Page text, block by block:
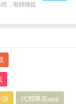
件，欢迎来
，电销猫提
游 代驾咪表app